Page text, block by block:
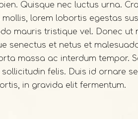
Quisque nec luctus urna.
lorem lobortis egestas
mauris tristique vel. Donec
senectus et netus et
massa ac interdum tempor.
felis. Duis id ornare
in gravida elit fermentum.